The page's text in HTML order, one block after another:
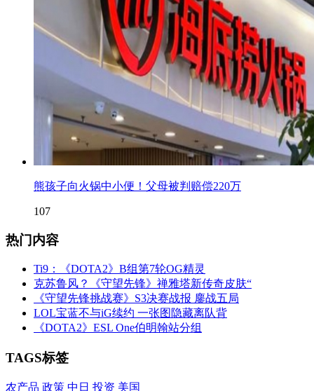
熊孩子向火锅中小便！父母被判赔偿220万
107
热门内容
Ti9：《DOTA2》B组第7轮OG精灵
克苏鲁风？《守望先锋》禅雅塔新传奇皮肤“
《守望先锋挑战赛》S3决赛战报 鏖战五局
LOL宝蓝不与iG续约 一张图隐藏离队背
《DOTA2》ESL One伯明翰站分组
TAGS标签
农产品 政策 中日 投资 美国